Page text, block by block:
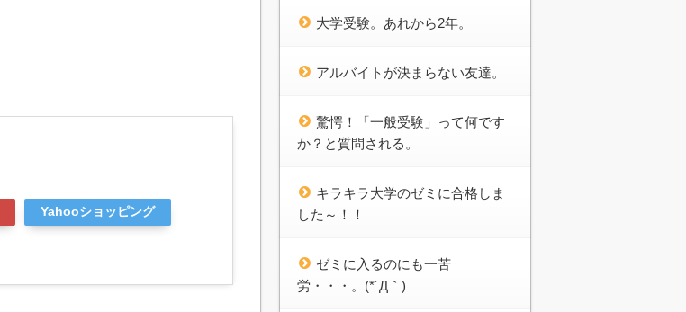
Yahooショッピング
大学受験。あれから2年。
アルバイトが決まらない友達。
驚愕！「一般受験」って何です
か？と質問される。
キラキラ大学のゼミに合格しま
した～！！
ゼミに入るのにも一苦
労・・・。(*´Д｀)